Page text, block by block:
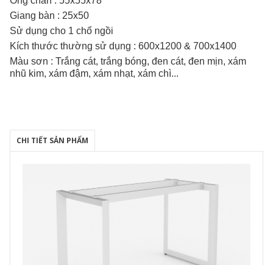
Giang bàn : 25x50
Sử dụng cho 1 chổ ngồi
Kích thước thường sử dụng : 600x1200 & 700x1400
Màu sơn : Trắng cát, trắng bóng, đen cát, đen mịn, xám
nhũ kim, xám đậm, xám nhạt, xám chì...
CHI TIẾT SẢN PHẨM